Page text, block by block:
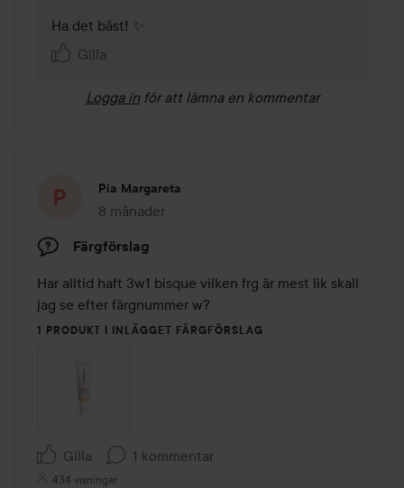
Ha det bäst! ✨
Gilla
Logga in för att lämna en kommentar
Pia Margareta
8 månader
Inlägget skapades 8 månader
Färgförslag
Har alltid haft 3w1 bisque vilken frg är mest lik skall
jag se efter färgnummer w?
1 PRODUKT I INLÄGGET FÄRGFÖRSLAG
Gilla 1 kommentar
434 visningar